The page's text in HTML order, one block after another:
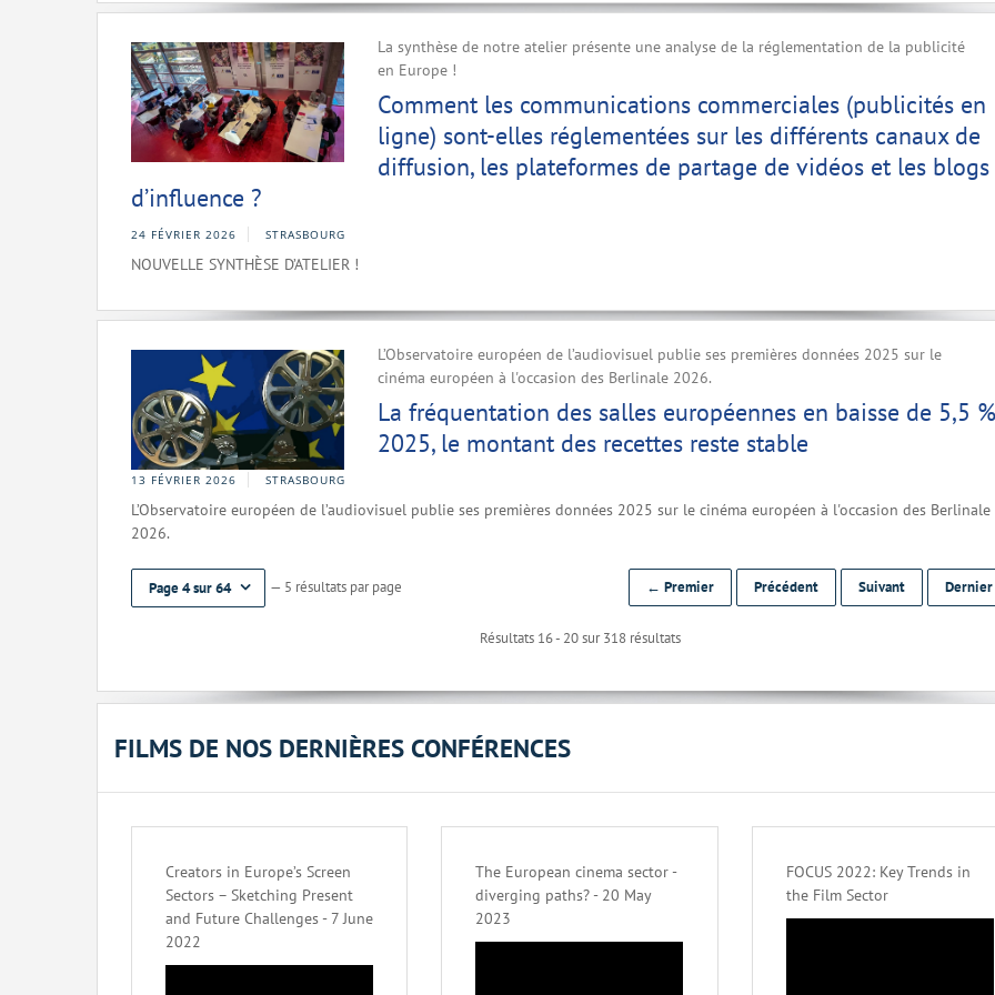
La synthèse de notre atelier présente une analyse de la réglementation de la publicité
en Europe !
Comment les communications commerciales (publicités en
ligne) sont-elles réglementées sur les différents canaux de
diffusion, les plateformes de partage de vidéos et les blogs
d’influence ?
24 FÉVRIER 2026 STRASBOURG
NOUVELLE SYNTHÈSE D’ATELIER !
L’Observatoire européen de l’audiovisuel publie ses premières données 2025 sur le
cinéma européen à l'occasion des Berlinale 2026.
La fréquentation des salles européennes en baisse de 5,5
2025, le montant des recettes reste stable
13 FÉVRIER 2026 STRASBOURG
L’Observatoire européen de l’audiovisuel publie ses premières données 2025 sur le cinéma européen à l'occasion des Berlinale
2026.
Page 4 sur 64 — 5 résultats par page
Résultats 16 - 20 sur 318 résultats
← Premier Précédent Suivant
FILMS DE NOS DERNIÈRES CONFÉRENCES
Creators in Europe’s Screen
Sectors – Sketching Present
and Future Challenges - 7 June
2022
The European cinema sector -
diverging paths? - 20 May
2023
FOCUS 2022: Key Trends in
the Film Sector